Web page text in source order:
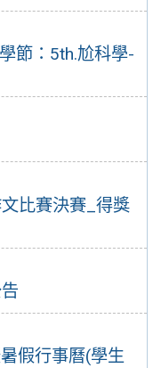
節：5th.尬科學-
比賽決賽_得獎
假行事曆(學生